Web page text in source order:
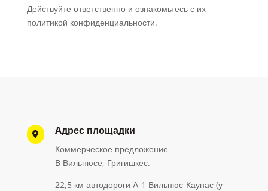
Действуйте ответственно и ознакомьтесь с их
политикой конфиденциальности.
 Aдрес площадки
Коммерческое предложение
В Вильнюсе, Григишкес.
22,5 км автодороги А-1 Вильнюс-Каунас (у